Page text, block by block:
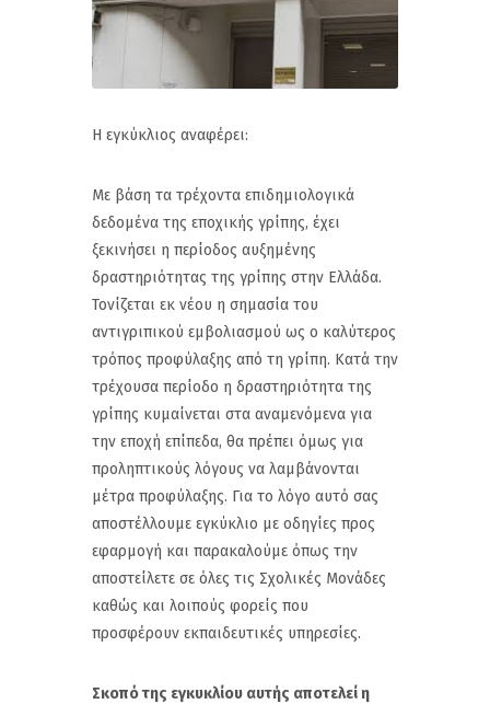
Η εγκύκλιος αναφέρει:
Με βάση τα τρέχοντα επιδημιολογικά
δεδομένα της εποχικής γρίπης, έχει
ξεκινήσει η περίοδος αυξημένης
δραστηριότητας της γρίπης στην Ελλάδα.
Τονίζεται εκ νέου η σημασία του
αντιγριπικού εμβολιασμού ως ο καλύτερος
τρόπος προφύλαξης από τη γρίπη. Κατά την
τρέχουσα περίοδο η δραστηριότητα της
γρίπης κυμαίνεται στα αναμενόμενα για
την εποχή επίπεδα, θα πρέπει όμως για
προληπτικούς λόγους να λαμβάνονται
μέτρα προφύλαξης. Για το λόγο αυτό σας
αποστέλλουμε εγκύκλιο με οδηγίες προς
εφαρμογή και παρακαλούμε όπως την
αποστείλετε σε όλες τις Σχολικές Μονάδες
καθώς και λοιπούς φορείς που
προσφέρουν εκπαιδευτικές υπηρεσίες.
Σκοπό της εγκυκλίου αυτής αποτελεί η